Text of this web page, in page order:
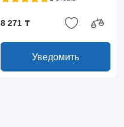
8 271 ₸
Уведомить